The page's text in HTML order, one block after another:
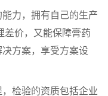
力，拥有自己的生产
差价，又能保障膏药
方案，享受方案设
检验的资质包括企业